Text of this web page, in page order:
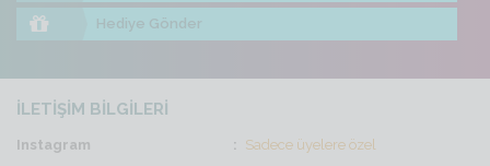
Hediye Gönder
İLETİŞİM BİLGİLERİ
Instagram
Sadece üyelere özel